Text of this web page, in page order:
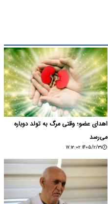
اهدای عضو؛ وقتی مرگ به تولد دوباره
می‌رسد
۱۴۰۵/۲/۳۱ ۱۷:۱۲:۰۲